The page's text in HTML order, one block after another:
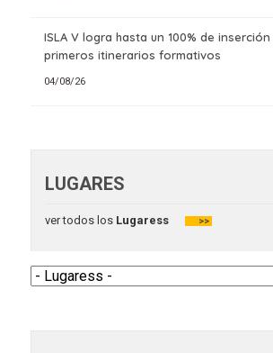
ISLA V logra hasta un 100% de
primeros itinerarios formativos
04/08/26
LUGARES
ver todos losLugaress >>